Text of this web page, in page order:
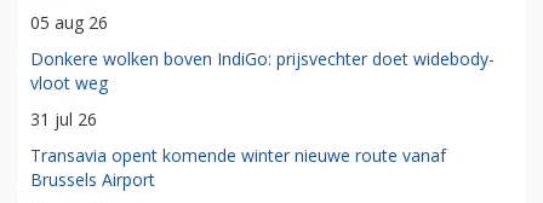
05 aug 26
Donkere wolken boven IndiGo: prijsvechter doet widebody-
vloot weg
31 jul 26
Transavia opent komende winter nieuwe route vanaf
Brussels Airport